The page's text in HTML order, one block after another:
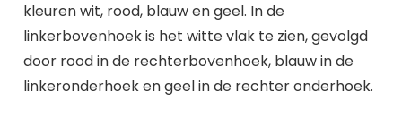
kleuren wit, rood, blauw en geel. In de
linkerbovenhoek is het witte vlak te zien, gevolgd
door rood in de rechterbovenhoek, blauw in de
linkeronderhoek en geel in de rechter onderhoek.